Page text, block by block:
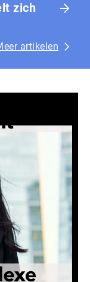
zich
artikelen